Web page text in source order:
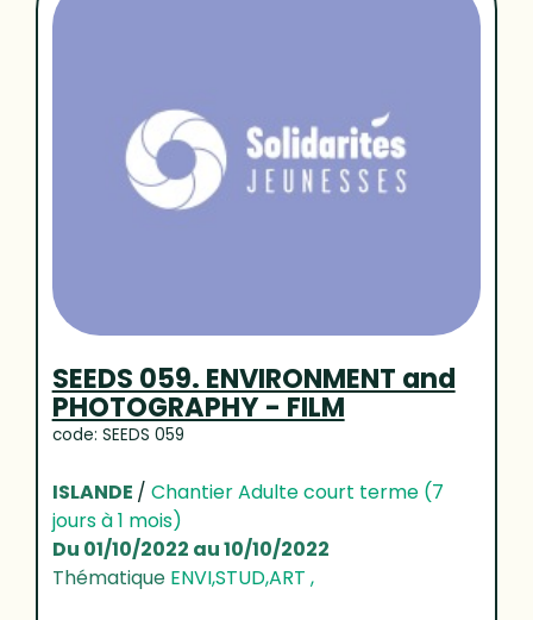
SEEDS 059. ENVIRONMENT and
PHOTOGRAPHY - FILM
code: SEEDS 059
ISLANDE / Chantier Adulte court terme (7
jours à 1 mois)
Du 01/10/2022 au 10/10/2022
Thématique ENVI,STUD,ART ,